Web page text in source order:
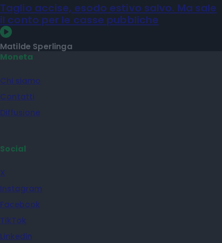
Taglio accise, esodo estivo salvo. Ma sale
il conto per le casse pubbliche
Matilde Sperlinga
Moneta
Chi siamo
Contatti
Diffusione
Social
X
Instagram
Facebook
TikTok
Linkedin